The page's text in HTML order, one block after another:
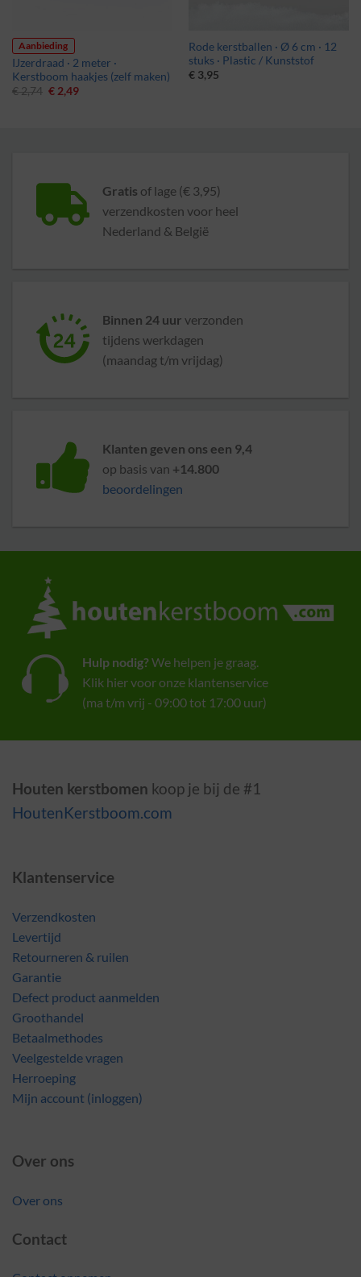
Aanbieding
IJzerdraad · 2 meter ·
Kerstboom haakjes (zelf maken)
€2,74 Oorspronkelijke
prijs
€2,49Huidige
Rode kerstballen · Ø 6 cm · 12
stuks · Plastic / Kunststof
€3,95
Gratis of lage (€ 3,95)
verzendkosten voor heel
Nederland & België
Binnen 24 uur verzonden
tijdens werkdagen
(maandag t/m vrijdag)
Klanten geven ons een 9,4
op basis van +14.800
beoordelingen
Hulp nodig?We helpen je graag.
Klik hier voor onze klantenservice
(ma t/m vrij - 09:00 tot 17:00 uur)
Houten kerstbomen koop je bij de #1
HoutenKerstboom.com
Klantenservice
Verzendkosten
Levertijd
Retourneren & ruilen
Garantie
Defect product aanmelden
Groothandel
Betaalmethodes
Veelgestelde vragen
Herroeping
Mijn account (inloggen)
Over ons
Over ons
Contact